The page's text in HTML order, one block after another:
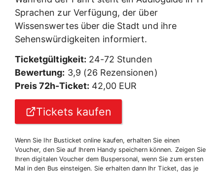
Sprachen zur Verfügung, der über
Wissenswertes über die Stadt und ihre
Sehenswürdigkeiten informiert.
Ticketgültigkeit: 24-72 Stunden
Bewertung: 3,9 (26 Rezensionen)
Preis 72h-Ticket: 42,00 EUR
Tickets kaufen
Wenn Sie Ihr Busticket online kaufen, erhalten Sie einen
Voucher, den Sie auf Ihrem Handy speichern können. Zeigen Sie
Ihren digitalen Voucher dem Buspersonal, wenn Sie zum ersten
Mal in den Bus einsteigen. Sie erhalten dann Ihr Ticket, das je